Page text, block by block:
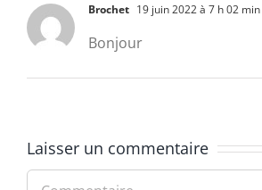
Brochet 19 juin 2022 à 7 h 02 min
Bonjour
Laisser un commentaire
Commentaire